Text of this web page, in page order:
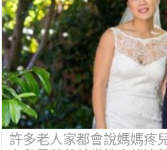
許多老人家都會說媽媽疼